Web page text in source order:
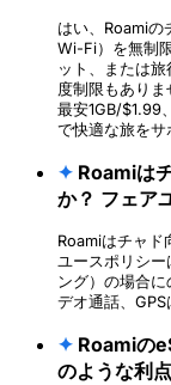
はい、Roamiの
Wi-Fi）を無制
ット、または
度制限もありま
最安1GB/$1.99
で快適な旅をサ
✦ Roamiは
か？ フェア
Roamiはチャド
ユースポリシー
ング）の場合
デオ通話、GPS
✦ Roamiの
のような利